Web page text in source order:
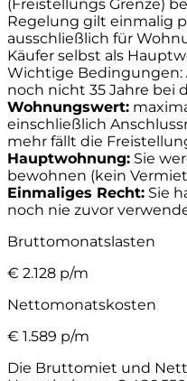
(Freistellungs Grenze)
Regelung gilt einmalig
ausschließlich für
Käufer selbst als
Wichtige Bedingungen:
noch nicht 35 Jahre bei
Wohnungswert:
einschließlich
mehr fällt die
Hauptwohnung: Sie
bewohnen (kein
Einmaliges Recht: Sie
noch nie zuvor
Bruttomonatslasten
€ 2.128 p/m
Nettomonatskosten
€ 1.589 p/m
Die Bruttomiet und